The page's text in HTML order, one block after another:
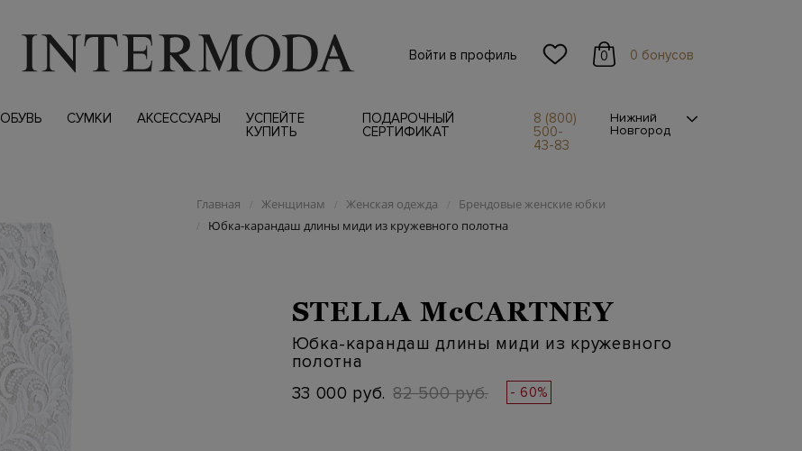
Войти в профиль 0 0 бонусов
ОБУВЬ СУМКИ АКСЕССУАРЫ
УСПЕЙТЕ
КУПИТЬ
ПОДАРОЧНЫЙ
СЕРТИФИКАТ
8 (800)
500-
43-83
Нижний
Новгород
Главная / Женщинам / Женская одежда / Брендовые женские юбки
/ Юбка-карандаш длины миди из кружевного полотна
STELLA McCARTNEY
Юбка-карандаш длины миди из кружевного
полотна
33 000 руб. 82 500 руб. - 60%